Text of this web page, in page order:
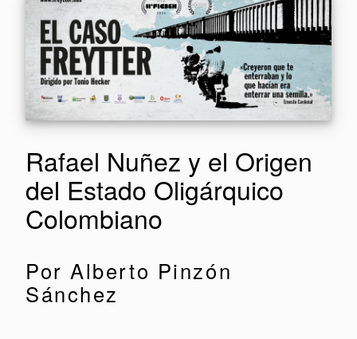
Rafael Nuñez y el Origen
del Estado Oligárquico
Colombiano
Por Alberto Pinzón
Sánchez